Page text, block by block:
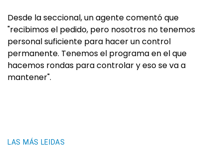
Desde la seccional, un agente comentó que
"recibimos el pedido, pero nosotros no tenemos
personal suficiente para hacer un control
permanente. Tenemos el programa en el que
hacemos rondas para controlar y eso se va a
mantener".
LAS MÁS LEIDAS